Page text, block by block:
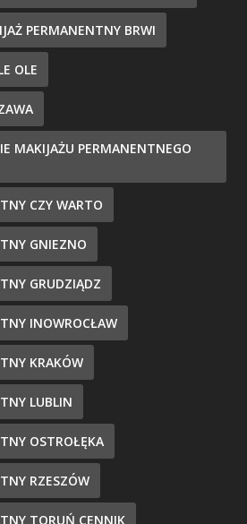
PERMANENTNY BRWI
OLE
MAKIJAŻU PERMANENTNEGO
CZY WARTO
GNIEZNO
GRUDZIĄDZ
INOWROCŁAW
KRAKÓW
LUBLIN
OSTROŁĘKA
RZESZÓW
TORUŃ CENNIK